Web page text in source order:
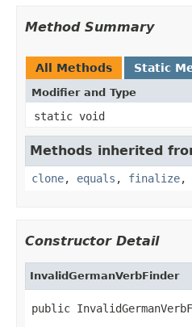
Method Summary
All Methods Static
Modifier and Type
static void
Methods inherited
clone, equals , finalize,
Constructor Detail
InvalidGermanVerbFinder
public